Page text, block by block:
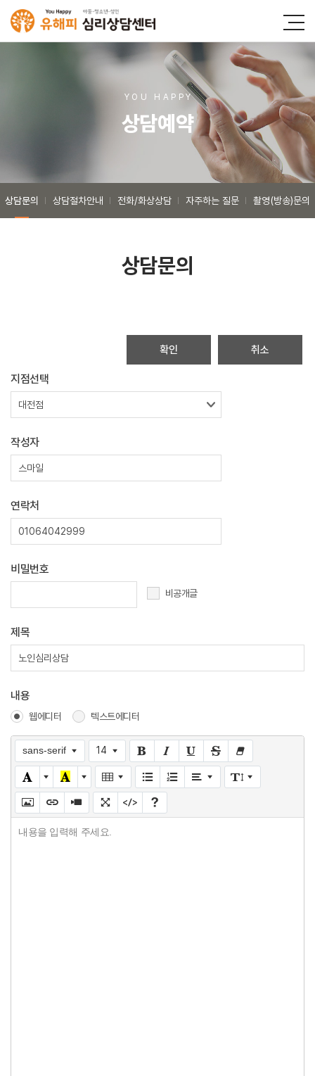
YOU HAPPY
상담예약
상담문의 상담절차안내 전화/화상상담 자주하는 질문 촬영(방송)문의
상담문의
지점선택
작성자
연락처
비밀번호
비공개글
제목
내용
웹에디터 텍스트에디터
sans-serif 14
내용을 입력해 주세요.
취소